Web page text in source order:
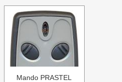
Mando PRASTEL